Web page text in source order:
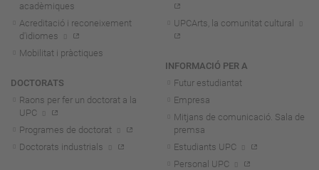
acadèmiques
Acreditació i reconeixement
d'idiomes
Mobilitat i pràctiques
DOCTORATS
Raons per fer un doctorat a la
UPC
Programes de doctorat
Doctorats industrials
UPCArts, la comunitat cultural
INFORMACIÓ PER A
Futur estudiantat
Empresa
Mitjans de comunicació. Sala de
premsa
Estudiants UPC
Personal UPC